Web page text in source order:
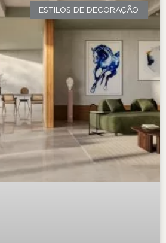
ESTILOS DE DECORAÇÃO